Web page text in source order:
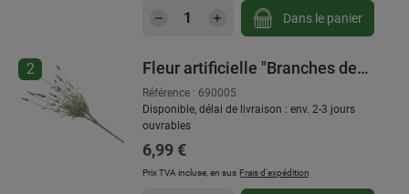
Quantité de produit : Entrez
Dans le panier
2
Fleur artificielle "Branches de
lavande"
Référence : 690005
Disponible, délai de livraison : env. 2-3 jours
ouvrables
Prix régulier :
6,99 €
Prix TVA incluse, en sus Frais d'expédition